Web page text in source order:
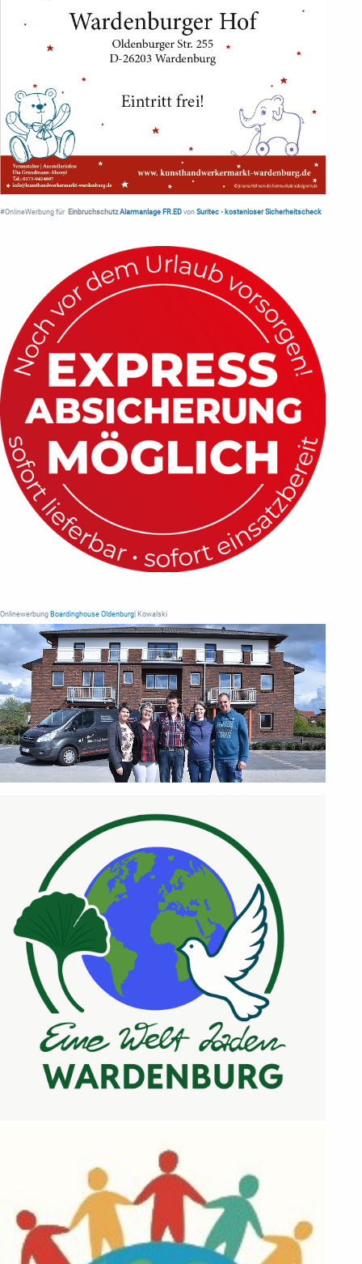
#OnlineWerbung für Einbruchschutz Alarmanlage FR.ED von Suritec • kostenloser Sicherheitscheck
Onlinewerbung Boardinghouse Oldenburg | Kowalski